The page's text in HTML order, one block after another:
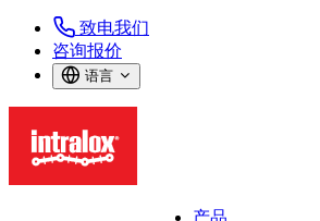
致电我们
咨询报价
语言
产品